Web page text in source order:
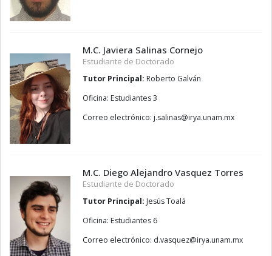
M.C. Javiera Salinas Cornejo
Estudiante de Doctorado
Tutor Principal: Roberto Galván
Oficina: Estudiantes 3
Correo electrónico:
xm.manu.ayri
@
sanilas.j
M.C. Diego Alejandro Vasquez Torres
Estudiante de Doctorado
Tutor Principal: Jesús Toalá
Oficina: Estudiantes 6
Correo electrónico:
xm.manu.ayri
@
zeuqsav.d